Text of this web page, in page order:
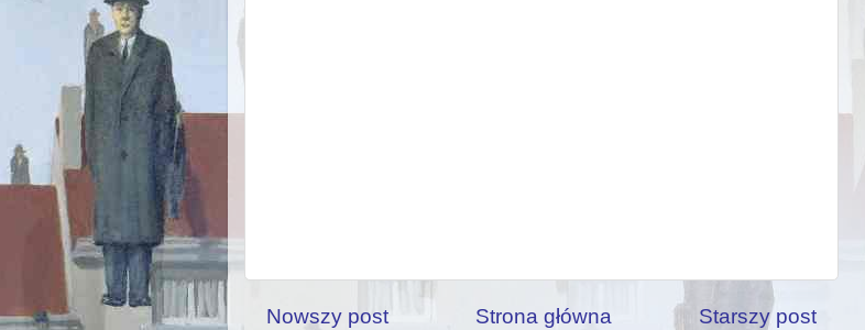
Nowszy post Starszy post
Strona główna